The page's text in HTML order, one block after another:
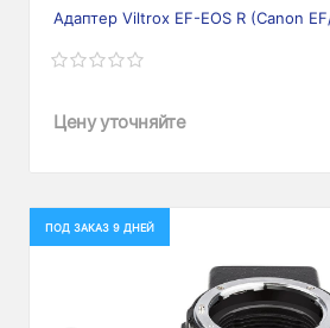
Адаптер Viltrox EF-EOS R (Canon
Цену уточняйте
ПОД ЗАКАЗ 9 ДНЕЙ